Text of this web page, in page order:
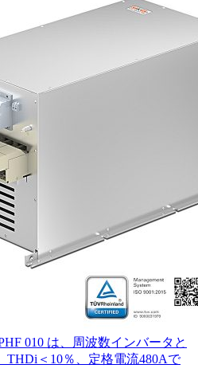
010 は、周波数インバータと
THDi＜10％、定格電流480Aで